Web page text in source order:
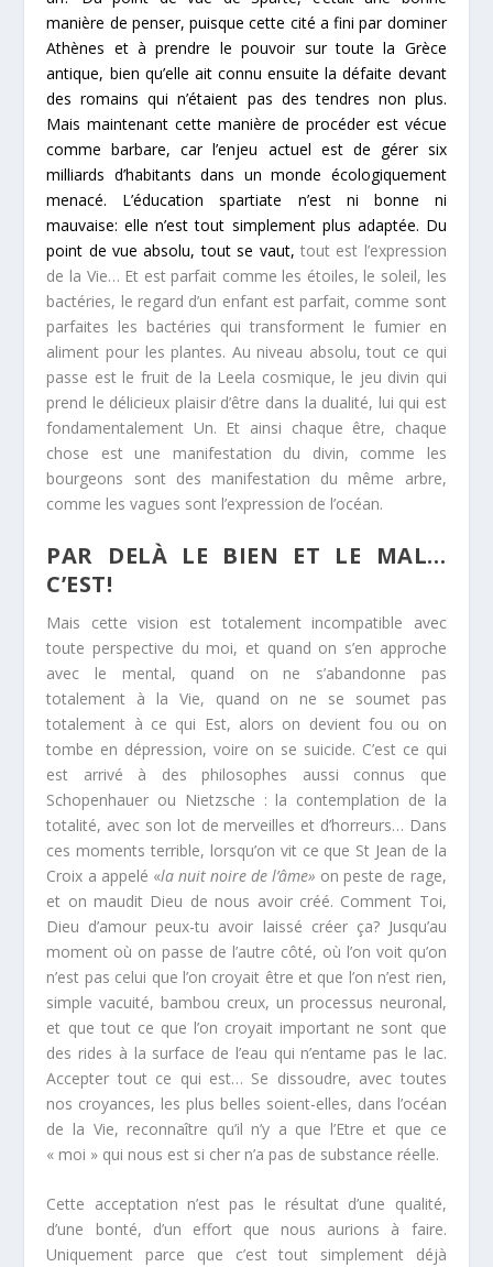
manière de penser, puisque cette cité a fini par dominer
Athènes et à prendre le pouvoir sur toute la Grèce
antique, bien qu’elle ait connu ensuite la défaite devant
des romains qui n’étaient pas des tendres non plus.
Mais maintenant cette manière de procéder est vécue
comme barbare, car l’enjeu actuel est de gérer six
milliards d’habitants dans un monde écologiquement
menacé. L’éducation spartiate n’est ni bonne ni
mauvaise: elle n’est tout simplement plus adaptée. Du
point de vue absolu, tout se vaut, tout est l’expression
de la Vie… Et est parfait comme les étoiles, le soleil, les
bactéries, le regard d’un enfant est parfait, comme sont
parfaites les bactéries qui transforment le fumier en
aliment pour les plantes. Au niveau absolu, tout ce qui
passe est le fruit de la Leela cosmique, le jeu divin qui
prend le délicieux plaisir d’être dans la dualité, lui qui est
fondamentalement Un. Et ainsi chaque être, chaque
chose est une manifestation du divin, comme les
bourgeons sont des manifestation du même arbre,
comme les vagues sont l’expression de l’océan.
PAR DELÀ LE BIEN ET LE MAL…
C’EST!
Mais cette vision est totalement incompatible avec
toute perspective du moi, et quand on s’en approche
avec le mental, quand on ne s’abandonne pas
totalement à la Vie, quand on ne se soumet pas
totalement à ce qui Est, alors on devient fou ou on
tombe en dépression, voire on se suicide. C’est ce qui
est arrivé à des philosophes aussi connus que
Schopenhauer ou Nietzsche : la contemplation de la
totalité, avec son lot de merveilles et d’horreurs… Dans
ces moments terrible, lorsqu’on vit ce que St Jean de la
Croix a appelé «la nuit noire de l’âme» on peste de rage,
et on maudit Dieu de nous avoir créé. Comment Toi,
Dieu d’amour peux-tu avoir laissé créer ça? Jusqu’au
moment où on passe de l’autre côté, où l’on voit qu’on
n’est pas celui que l’on croyait être et que l’on n’est rien,
simple vacuité, bambou creux, un processus neuronal,
et que tout ce que l’on croyait important ne sont que
des rides à la surface de l’eau qui n’entame pas le lac.
Accepter tout ce qui est… Se dissoudre, avec toutes
nos croyances, les plus belles soient-elles, dans l’océan
de la Vie, reconnaître qu’il n’y a que l’Etre et que ce
« moi » qui nous est si cher n’a pas de substance réelle.
Cette acceptation n’est pas le résultat d’une qualité,
d’une bonté, d’un effort que nous aurions à faire.
Uniquement parce que c’est tout simplement déjà